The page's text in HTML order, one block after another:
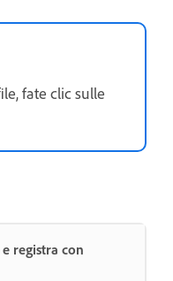
fate clic sulle
registra con